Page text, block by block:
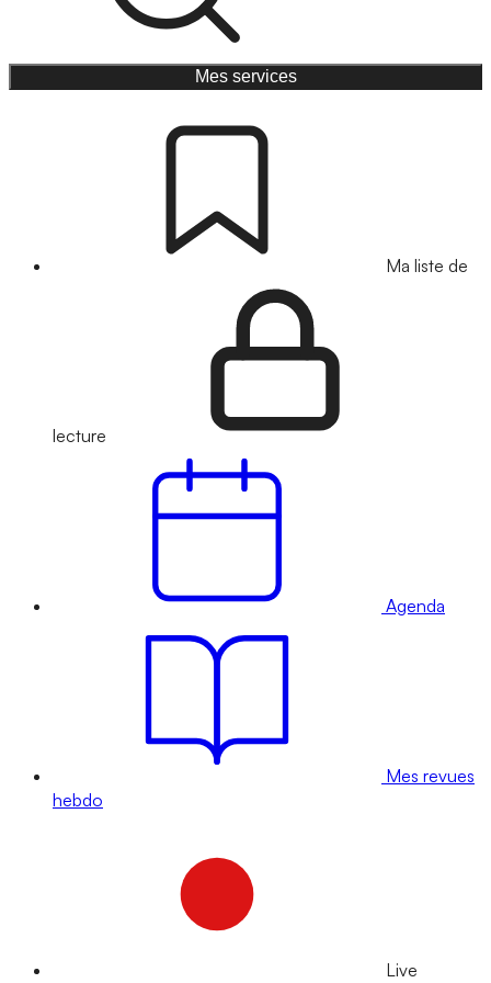
Mes services
Ma liste de
lecture
Agenda
Mes revues
hebdo
Live